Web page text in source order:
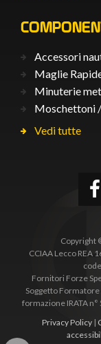
Accessori
Maglie
Minuterie
Moschettoni
Vedi tutte
Copyright
CCIAA Lecco REA
Fornitori Forze
Soggetto Formatore
formazione IRATA
Privacy Policy |